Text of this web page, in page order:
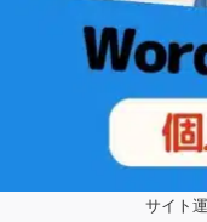
サイト